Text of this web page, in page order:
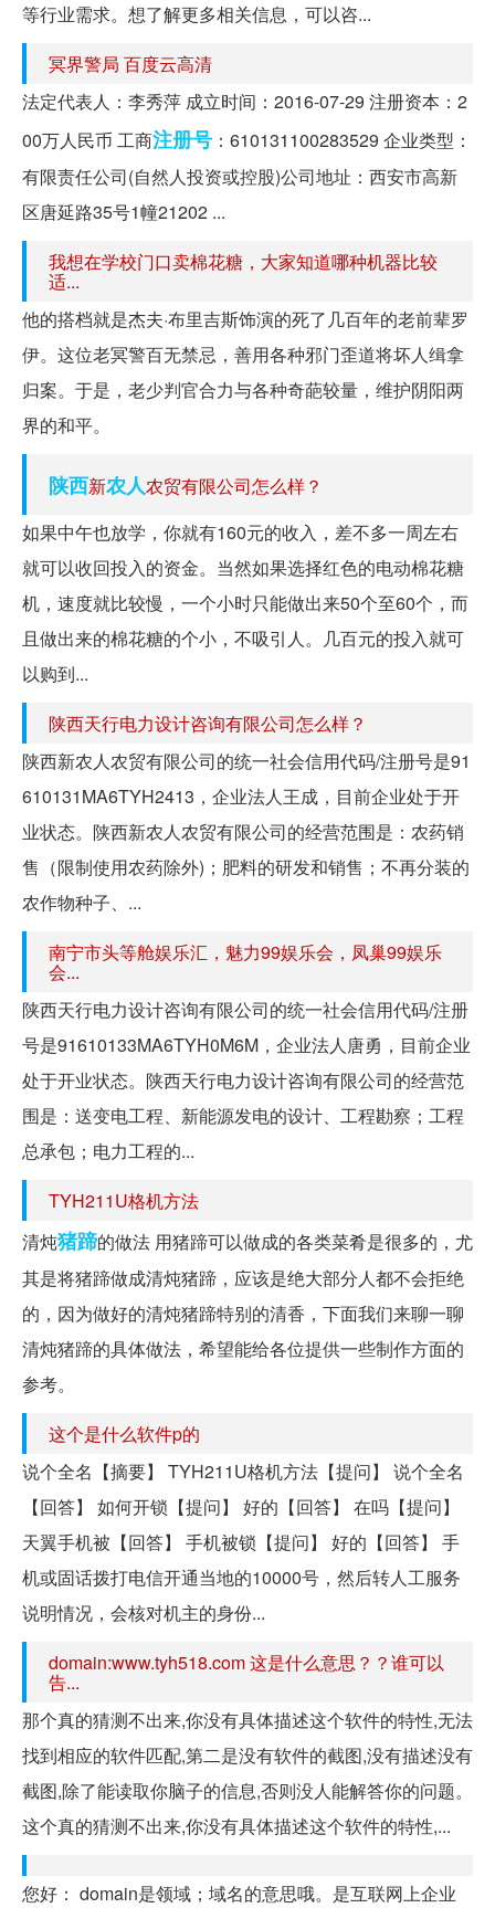
等行业需求。想了解更多相关信息，可以咨...
冥界警局 百度云高清
法定代表人：李秀萍 成立时间：2016-07-29 注册资本：2
00万人民币 工商注册号 ：610131100283529 企业类型：
有限责任公司(自然人投资或控股)公司地址：西安市高新
区唐延路35号1幢21202 ...
我想在学校门口卖棉花糖，大家知道哪种机器比较
适...
他的搭档就是杰夫·布里吉斯饰演的死了几百年的老前辈罗
伊。这位老冥警百无禁忌，善用各种邪门歪道将坏人缉拿
归案。于是，老少判官合力与各种奇葩较量，维护阴阳两
界的和平。
陕西新农人农贸有限公司怎么样？
如果中午也放学，你就有160元的收入，差不多一周左右
就可以收回投入的资金。当然如果选择红色的电动棉花糖
机，速度就比较慢，一个小时只能做出来50个至60个，而
且做出来的棉花糖的个小，不吸引人。几百元的投入就可
以购到...
陕西天行电力设计咨询有限公司怎么样？
陕西新农人农贸有限公司的统一社会信用代码/注册号是91
610131MA6TYH2413，企业法人王成，目前企业处于开
业状态。陕西新农人农贸有限公司的经营范围是：农药销
售（限制使用农药除外)；肥料的研发和销售；不再分装的
农作物种子、...
南宁市头等舱娱乐汇，魅力99娱乐会，凤巢99娱乐
会...
陕西天行电力设计咨询有限公司的统一社会信用代码/注册
号是91610133MA6TYH0M6M，企业法人唐勇，目前企业
处于开业状态。陕西天行电力设计咨询有限公司的经营范
围是：送变电工程、新能源发电的设计、工程勘察；工程
总承包；电力工程的...
TYH211U格机方法
清炖猪蹄的做法 用猪蹄可以做成的各类菜肴是很多的，尤
其是将猪蹄做成清炖猪蹄，应该是绝大部分人都不会拒绝
的，因为做好的清炖猪蹄特别的清香，下面我们来聊一聊
清炖猪蹄的具体做法，希望能给各位提供一些制作方面的
参考。
这个是什么软件p的
说个全名【摘要】 TYH211U格机方法【提问】 说个全名
【回答】 如何开锁【提问】 好的【回答】 在吗【提问】
天翼手机被【回答】 手机被锁【提问】 好的【回答】 手
机或固话拨打电信开通当地的10000号，然后转人工服务
说明情况，会核对机主的身份...
domain:www.tyh518.com 这是什么意思？？谁可以
告...
那个真的猜测不出来,你没有具体描述这个软件的特性,无法
找到相应的软件匹配,第二是没有软件的截图,没有描述没有
截图,除了能读取你脑子的信息,否则没人能解答你的问题。
这个真的猜测不出来,你没有具体描述这个软件的特性,...
您好： domain是领域；域名的意思哦。是互联网上企业